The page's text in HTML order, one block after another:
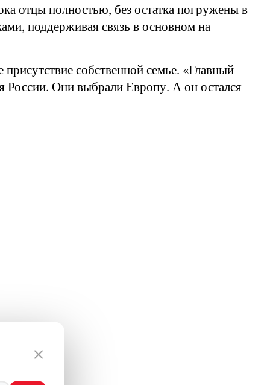
отцы полностью, без остатка погружены в
поддерживая связь в основном на
собственной семье. «Главный
России. Они выбрали Европу. А он остался